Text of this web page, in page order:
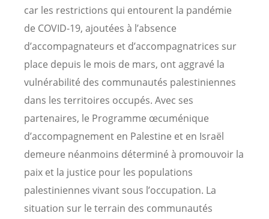
car les restrictions qui entourent la pandémie
de COVID-19, ajoutées à l’absence
d’accompagnateurs et d’accompagnatrices sur
place depuis le mois de mars, ont aggravé la
vulnérabilité des communautés palestiniennes
dans les territoires occupés. Avec ses
partenaires, le Programme œcuménique
d’accompagnement en Palestine et en Israël
demeure néanmoins déterminé à promouvoir la
paix et la justice pour les populations
palestiniennes vivant sous l’occupation. La
situation sur le terrain des communautés